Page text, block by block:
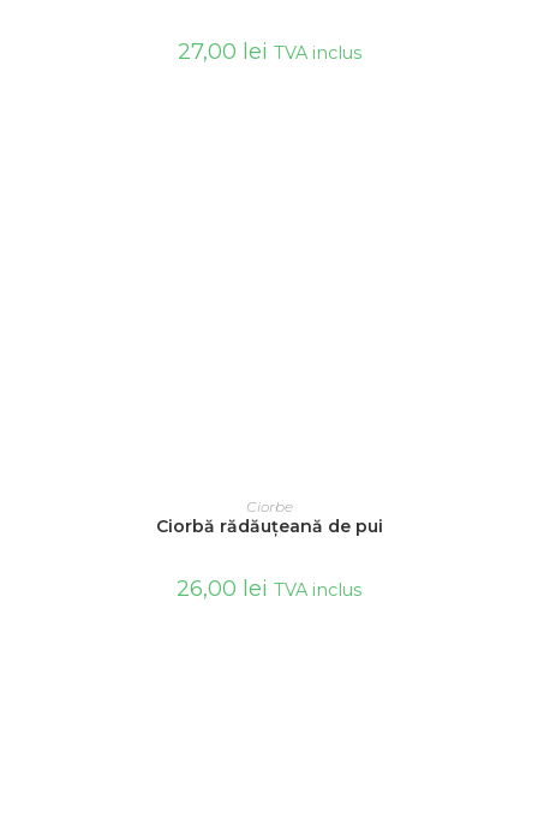
27,00 lei TVA inclus
ADAUGĂ ÎN COȘ
Ciorbe
Ciorbă rădăuțeană de pui
26,00 lei TVA inclus